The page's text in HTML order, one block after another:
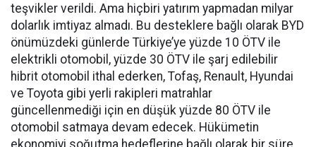
teşvikler verildi. Ama hiçbiri yatırım yapmadan milyar
dolarlık imtiyaz almadı. Bu desteklere bağlı olarak BYD
önümüzdeki günlerde Türkiye’ye yüzde 10 ÖTV ile
elektrikli otomobil, yüzde 30 ÖTV ile şarj edilebilir
hibrit otomobil ithal ederken, Tofaş, Renault, Hyundai
ve Toyota gibi yerli rakipleri matrahlar
güncellenmediği için en düşük yüzde 80 ÖTV ile
otomobil satmaya devam edecek. Hükümetin
ekonomiyi soğutma hedeflerine bağlı olarak bir süre